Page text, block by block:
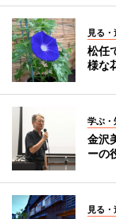
見る
松任
様な
学ぶ・
金沢
ーの
見る